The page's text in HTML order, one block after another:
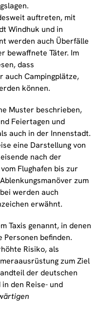
auftreten, mit
Windhuk und in
werden auch Überfälle
bewaffnete Täter. Im
dass
Campingplätze,
können.
Muster beschrieben,
Feiertagen und
auch in der Innenstadt.
eine Darstellung von
nach der
Flughafen bis zur
zum
werden auch
erwähnt.
Taxis genannt, in denen
befinden.
Risiko, als
zum Ziel
der deutschen
den Reise- und